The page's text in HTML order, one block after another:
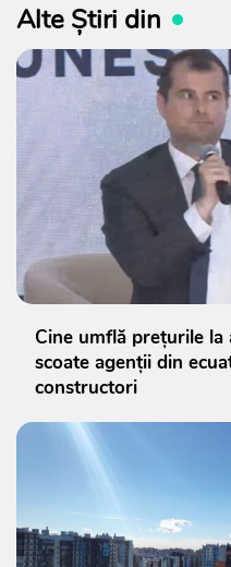
Alte Știri din
Cine umflă prețurile la
scoate agenții din
constructori